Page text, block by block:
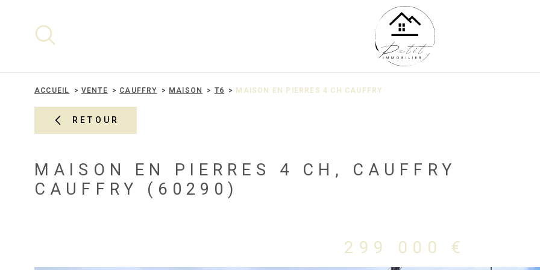
ACCUEIL VENTE CAUFFRY MAISON T6 MAISON EN PIERRES 4 CH CAUFFRY
RETOUR
MAISON EN PIERRES 4 CH, CAUFFRY
CAUFFRY (60290)
299 000 €